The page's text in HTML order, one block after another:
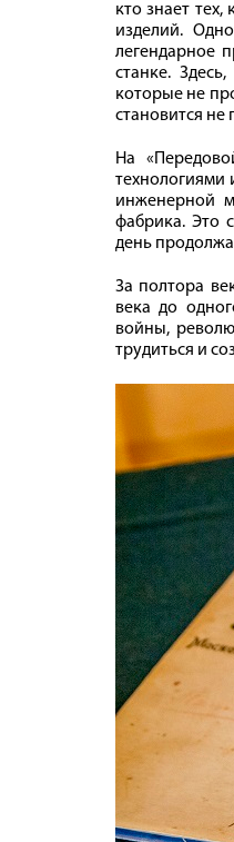
кто знает
изделий.
легендарное
станке.
которые не
становится
На
технологиями
инженерной
фабрика. Это
день
За полтора
века до
войны,
трудиться и